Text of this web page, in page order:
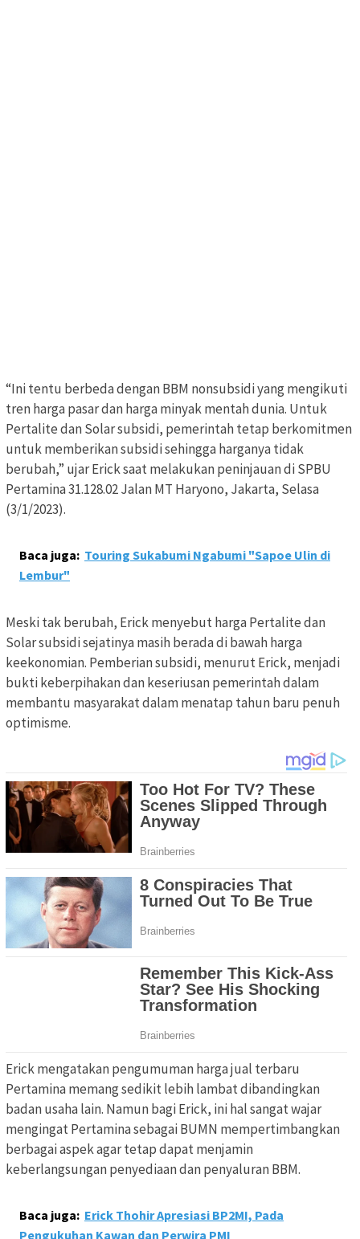
“Ini tentu berbeda dengan BBM nonsubsidi yang mengikuti
tren harga pasar dan harga minyak mentah dunia. Untuk
Pertalite dan Solar subsidi, pemerintah tetap berkomitmen
untuk memberikan subsidi sehingga harganya tidak
berubah,” ujar Erick saat melakukan peninjauan di SPBU
Pertamina 31.128.02 Jalan MT Haryono, Jakarta, Selasa
(3/1/2023).
Baca juga: Touring Sukabumi Ngabumi "Sapoe Ulin di
Lembur"
Meski tak berubah, Erick menyebut harga Pertalite dan
Solar subsidi sejatinya masih berada di bawah harga
keekonomian. Pemberian subsidi, menurut Erick, menjadi
bukti keberpihakan dan keseriusan pemerintah dalam
membantu masyarakat dalam menatap tahun baru penuh
optimisme.
Erick mengatakan pengumuman harga jual terbaru
Pertamina memang sedikit lebih lambat dibandingkan
badan usaha lain. Namun bagi Erick, ini hal sangat wajar
mengingat Pertamina sebagai BUMN mempertimbangkan
berbagai aspek agar tetap dapat menjamin
keberlangsungan penyediaan dan penyaluran BBM.
Baca juga: Erick Thohir Apresiasi BP2MI, Pada
Pengukuhan Kawan dan Perwira PMI